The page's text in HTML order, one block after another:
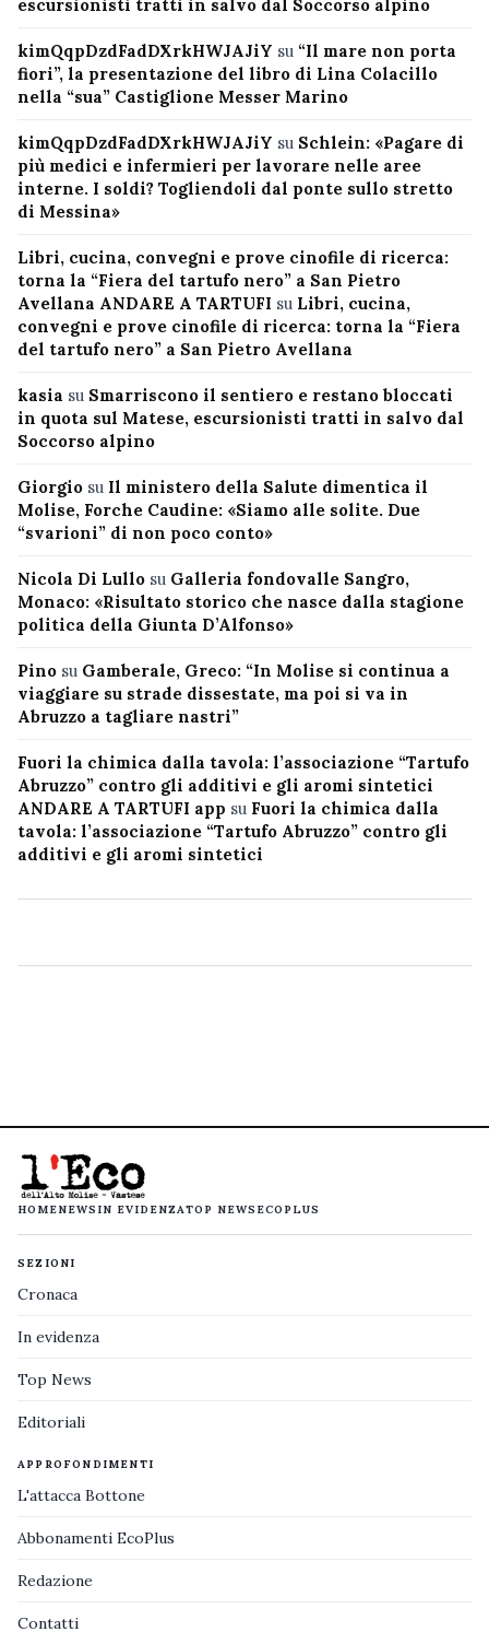
escursionisti tratti in salvo dal Soccorso alpino
kimQqpDzdFadDXrkHWJAJiY su “Il mare non porta
fiori”, la presentazione del libro di Lina Colacillo
nella “sua” Castiglione Messer Marino
kimQqpDzdFadDXrkHWJAJiY su Schlein: «Pagare di
più medici e infermieri per lavorare nelle aree
interne. I soldi? Togliendoli dal ponte sullo stretto
di Messina»
Libri, cucina, convegni e prove cinofile di ricerca:
torna la “Fiera del tartufo nero” a San Pietro
Avellana ANDARE A TARTUFI su Libri, cucina,
convegni e prove cinofile di ricerca: torna la “Fiera
del tartufo nero” a San Pietro Avellana
kasia su Smarriscono il sentiero e restano bloccati
in quota sul Matese, escursionisti tratti in salvo dal
Soccorso alpino
Giorgio su Il ministero della Salute dimentica il
Molise, Forche Caudine: «Siamo alle solite. Due
“svarioni” di non poco conto»
Nicola Di Lullo su Galleria fondovalle Sangro,
Monaco: «Risultato storico che nasce dalla stagione
politica della Giunta D’Alfonso»
Pino su Gamberale, Greco: “In Molise si continua a
viaggiare su strade dissestate, ma poi si va in
Abruzzo a tagliare nastri”
Fuori la chimica dalla tavola: l’associazione “Tartufo
Abruzzo” contro gli additivi e gli aromi sintetici
ANDARE A TARTUFI app su Fuori la chimica dalla
tavola: l’associazione “Tartufo Abruzzo” contro gli
additivi e gli aromi sintetici
HOMENEWS IN EVIDENZATOP NEWS ECOPLUS
SEZIONI
Cronaca
In evidenza
Top News
Editoriali
APPROFONDIMENTI
L'attacca Bottone
Abbonamenti EcoPlus
Redazione
Contatti